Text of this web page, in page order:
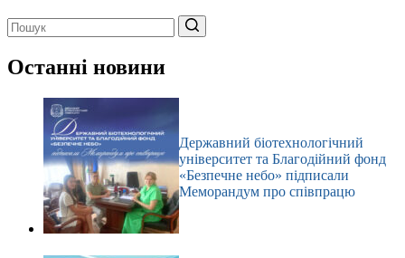
результатів
Останні новини
Державний біотехнологічний
університет та Благодійний фонд
«Безпечне небо» підписали
Меморандум про співпрацю